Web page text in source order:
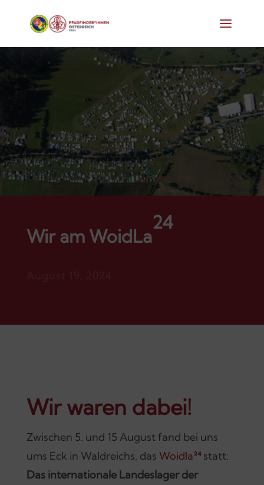
Wir am WoidLa
24
Wir waren dabei!
Zwischen 5. und 15 August fand bei uns
ums Eck in Waldreichs, das Woidla²⁴ statt:
Das internationale Landeslager der